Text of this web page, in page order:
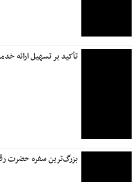
تأکید بر تسهیل ارائه
بزرگ‌ترین سفره حضرت